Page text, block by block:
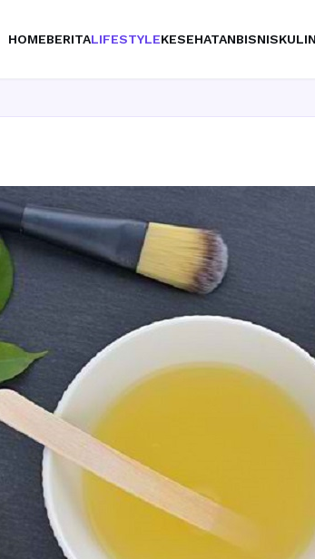
HOMEBERITALIFESTYLEKESEHATANBISNIS